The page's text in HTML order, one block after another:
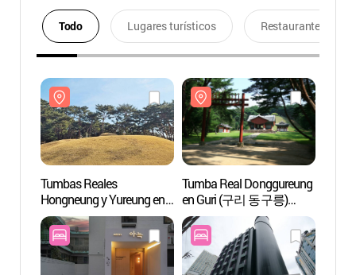
Todo Lugares turísticos Restaurantes
Tumbas Reales
Hongneung y Yureung en
Namyangju (남양주
홍릉과 유릉) [Patrimonio
Cultural de la Humanidad
de la Unesco]
Tumba Real Donggureung
en Guri (구리 동구릉)
[Patrimonio Cultural de la
Humanidad de la Unesco]